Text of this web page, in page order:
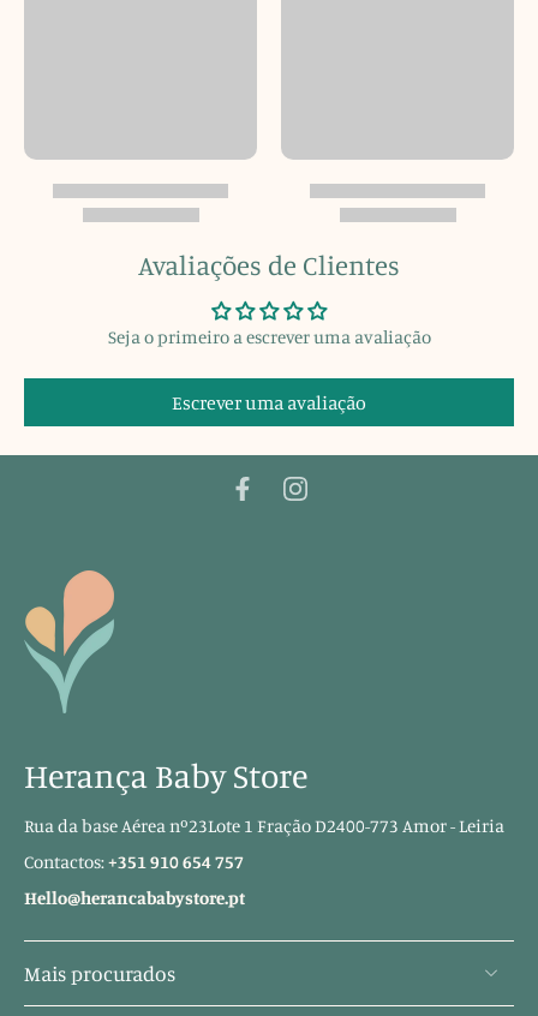
Avaliações de Clientes
Seja o primeiro a escrever uma avaliação
Escrever uma avaliação
Herança Baby Store
Rua da base Aérea nº23Lote 1 Fração D2400-773 Amor - Leiria
Contactos:+351 910 654 757
Hello@herancababystore.pt
Mais procurados